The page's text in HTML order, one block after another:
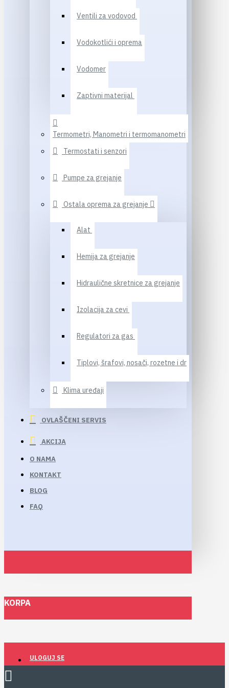
Ventili za vodovod
Vodokotlići i oprema
Vodomer
Zaptivni materijal
Termometri, Manometri i termomanometri
Termostati i senzori
Pumpe za grejanje
Ostala oprema za grejanje
Alat
Hemija za grejanje
Hidraulične skretnice za grejanje
Izolacija za cevi
Regulatori za gas
Tiplovi, šrafovi, nosači, rozetne i dr
Klima uređaji
OVLAŠČENI SERVIS
AKCIJA
O NAMA
KONTAKT
BLOG
FAQ
KORPA
ULOGUJ SE